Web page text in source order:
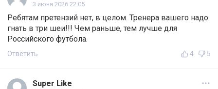
3 июня 2026 22:05
Ребятам претензий нет, в целом. Тренера вашего надо
гнать в три шеи!!! Чем раньше, тем лучше для
Российского футбола.
Ответить 4 5
Super Like